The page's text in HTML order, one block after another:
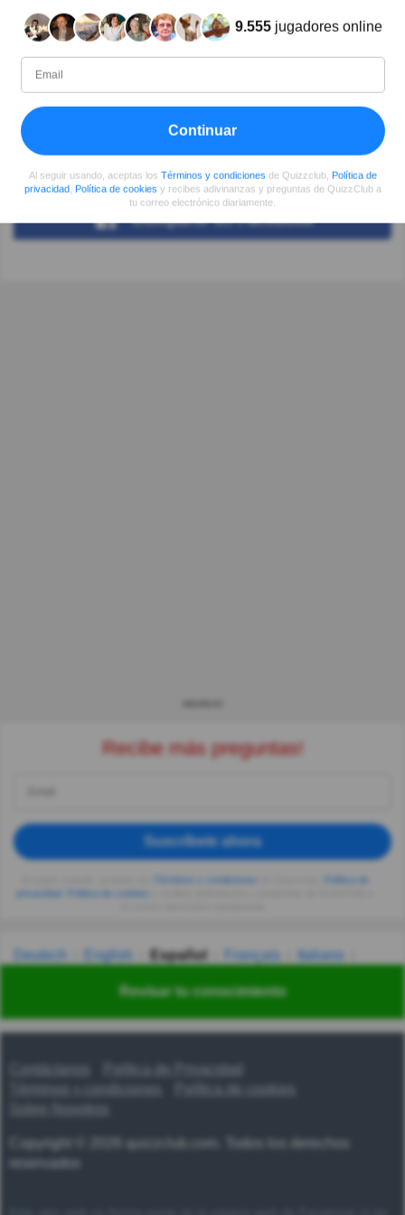
Revisar tu conocimiento
Autor:
Escritor
Preguntas
Compartiren Facebook
Recibe más preguntas!
Suscríbete ahora
Deutsch English Español Français
Italiano
Українська हिन्दी 한국어 汉语
Contáctanos
Política de Privacidad
Términos y condiciones
Copyright © 2026 quizzclub.com. Todos los derechos
reservados
9.555 jugadores online
Continuar
Al seguir usando, aceptas los Términos y condiciones de Quizzclub, Política de
privacidad, Política de cookies y recibes adivinanzas y preguntas de QuizzClub a
tu correo electrónico diariamente.